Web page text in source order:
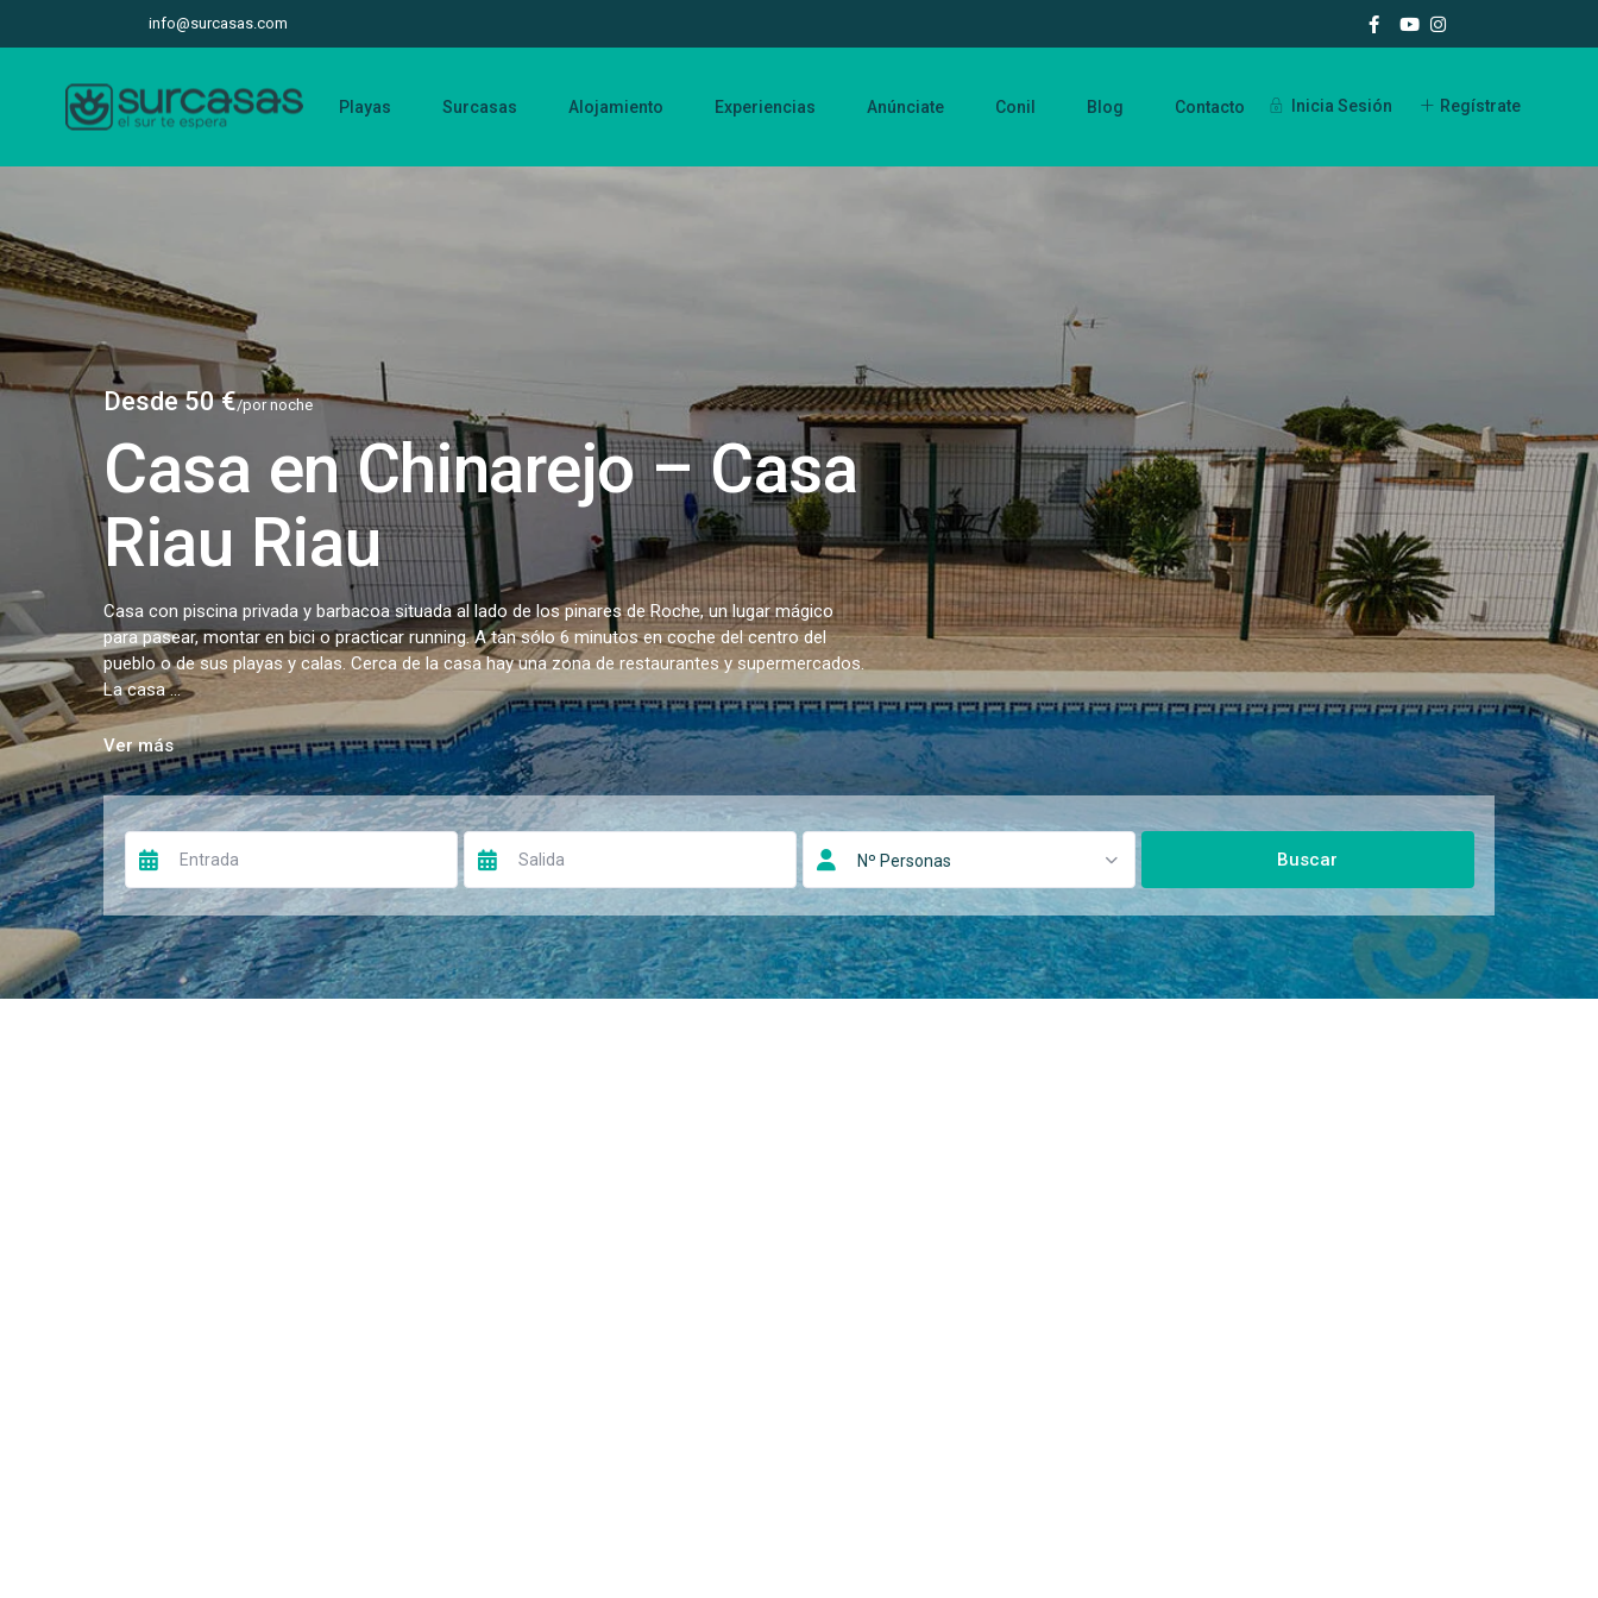
info@surcasas.com
Inicia Sesión Regístrate
Playas Surcasas Alojamiento Experiencias Anúnciate Conil Blog Contacto
Desde 50 €/por noche
Casa en Chinarejo – Casa
Riau Riau
Casa con piscina privada y barbacoa situada al lado de los pinares de Roche, un lugar mágico
para pasear, montar en bici o practicar running. A tan sólo 6 minutos en coche del centro del
pueblo o de sus playas y calas. Cerca de la casa hay una zona de restaurantes y supermercados.
La casa ...
Ver más
Nº Personas